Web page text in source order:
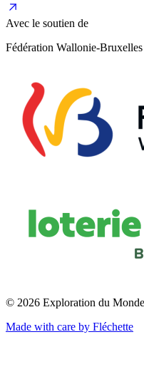
Avec le soutien de
Fédération Wallonie-
© 2026 Exploration du
Made with care by Fléchette